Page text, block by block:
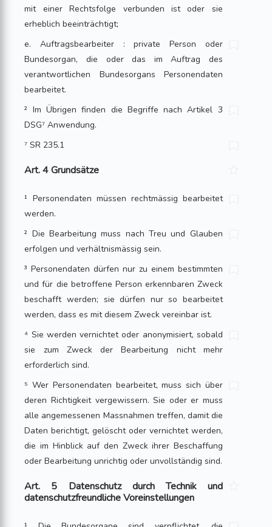
mit einer Rechtsfolge verbunden ist oder sie
erheblich beeinträchtigt;
e. Auftragsbearbeiter : private Person oder
Bundesorgan, die oder das im Auftrag des
verantwortlichen Bundesorgans Personendaten
bearbeitet.
² Im Übrigen finden die Begriffe nach Artikel 3
DSG⁷ Anwendung.
⁷ SR 235.1
Art. 4 Grundsätze
¹ Personendaten müssen rechtmässig bearbeitet
werden.
² Die Bearbeitung muss nach Treu und Glauben
erfolgen und verhältnismässig sein.
³ Personendaten dürfen nur zu einem bestimmten
und für die betroffene Person erkennbaren Zweck
beschafft werden; sie dürfen nur so bearbeitet
werden, dass es mit diesem Zweck vereinbar ist.
⁴ Sie werden vernichtet oder anony­misiert, sobald
sie zum Zweck der Bearbeitung nicht mehr
erforderlich sind.
⁵ Wer Personendaten bearbeitet, muss sich über
deren Richtigkeit vergewis­sern. Sie oder er muss
alle angemessenen Massnahmen treffen, damit die
Daten berichtigt, gelöscht oder vernichtet werden,
die im Hinblick auf den Zweck ihrer Beschaffung
oder Bearbeitung unrichtig oder unvollständig sind.
Art. 5 Datenschutz durch Technik und
datenschutzfreundliche Voreinstellungen